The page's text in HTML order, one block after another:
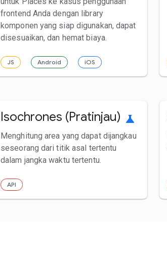
frontend Anda dengan library
komponen yang siap digunakan, dapat
disesuaikan, dan hemat biaya.
JS Android iOS
Isochrones (Pratinjau) science
Menghitung area yang dapat dijangkau
seseorang dari titik asal tertentu
dalam jangka waktu tertentu.
API